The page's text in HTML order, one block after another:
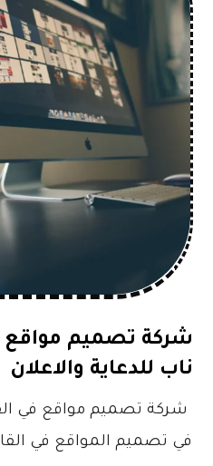
شركة تصميم مواقع
ناب للدعاية والاعلان
شركة تصميم مواقع في
في تصميم المواقع في